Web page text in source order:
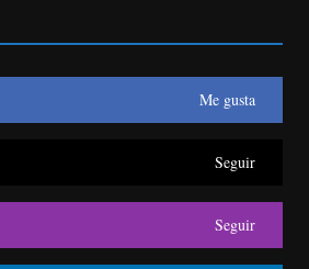
Me gusta
Seguir
Seguir